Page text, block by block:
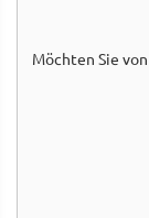
Möchten Sie von